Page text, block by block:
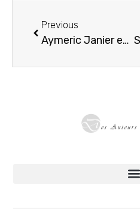
Previous
Aymeric Janier en dédicace à la Librairie du Somail à Saint-Nazaire-d’Aude